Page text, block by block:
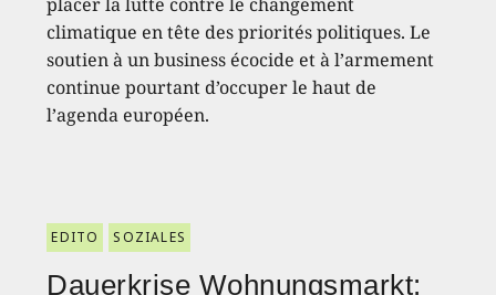
placer la lutte contre le changement
climatique en tête des priorités politiques. Le
soutien à un business écocide et à l’armement
continue pourtant d’occuper le haut de
l’agenda européen.
EDITO SOZIALES
Dauerkrise Wohnungsmarkt: